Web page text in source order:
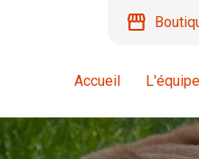
storefront
Accueil L'équipe